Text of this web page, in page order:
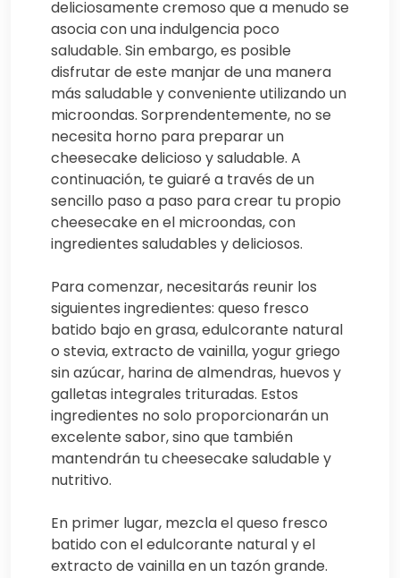
deliciosamente cremoso que a menudo se
asocia con una indulgencia poco
saludable. Sin embargo, es posible
disfrutar de este manjar de una manera
más saludable y conveniente utilizando un
microondas. Sorprendentemente, no se
necesita horno para preparar un
cheesecake delicioso y saludable. A
continuación, te guiaré a través de un
sencillo paso a paso para crear tu propio
cheesecake en el microondas, con
ingredientes saludables y deliciosos.
Para comenzar, necesitarás reunir los
siguientes ingredientes: queso fresco
batido bajo en grasa, edulcorante natural
o stevia, extracto de vainilla, yogur griego
sin azúcar, harina de almendras, huevos y
galletas integrales trituradas. Estos
ingredientes no solo proporcionarán un
excelente sabor, sino que también
mantendrán tu cheesecake saludable y
nutritivo.
En primer lugar, mezcla el queso fresco
batido con el edulcorante natural y el
extracto de vainilla en un tazón grande.